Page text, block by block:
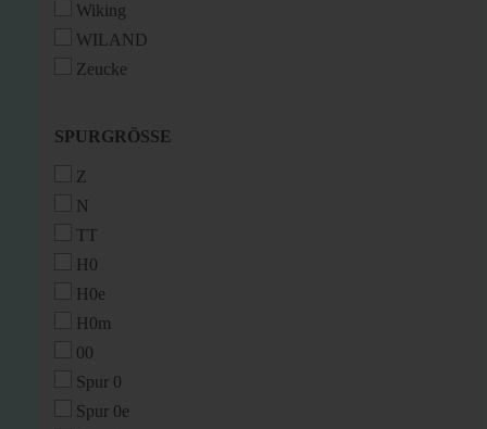
Wiking
WILAND
Zeucke
SPURGRÖSSE
SPURGRÖSSE
Z
N
TT
H0
H0e
H0m
00
Spur 0
Spur 0e